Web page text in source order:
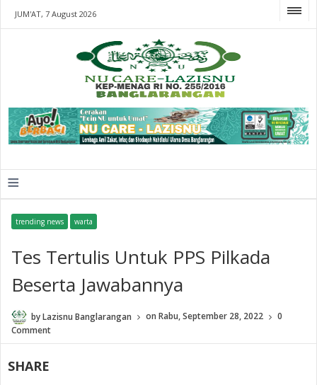
JUM'AT, 7 August 2026
≡
trending news warta
Tes Tertulis Untuk PPS Pilkada
Beserta Jawabannya
byLazisnu Banglarangan onRabu, September 28, 2022
0
Comment
SHARE